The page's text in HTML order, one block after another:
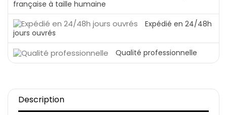
française à taille humaine
Expédié en 24/48h
jours ouvrés
Qualité professionnelle
Description